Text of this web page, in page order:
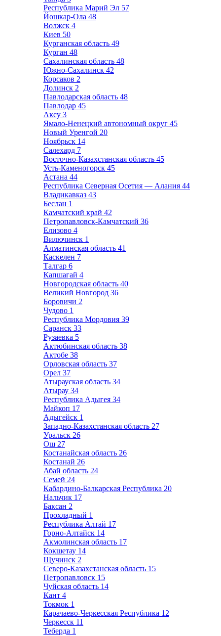
Республика Марий Эл 57
Йошкар-Ола 48
Волжск 4
Киев 50
Курганская область 49
Курган 48
Сахалинская область 48
Южно-Сахалинск 42
Корсаков 2
Долинск 2
Павлодарская область 48
Павлодар 45
Аксу 3
Ямало-Ненецкий автономный округ 45
Новый Уренгой 20
Ноябрьск 14
Салехард 7
Восточно-Казахстанская область 45
Усть-Каменогорск 45
Астана 44
Республика Северная Осетия — Алания 44
Владикавказ 43
Беслан 1
Камчатский край 42
Петропавловск-Камчатский 36
Елизово 4
Вилючинск 1
Алматинская область 41
Каскелен 7
Талгар 6
Капшагай 4
Новгородская область 40
Великий Новгород 36
Боровичи 2
Чудово 1
Республика Мордовия 39
Саранск 33
Рузаевка 5
Актюбинская область 38
Актобе 38
Орловская область 37
Орел 37
Атырауская область 34
Атырау 34
Республика Адыгея 34
Майкоп 17
Адыгейск 1
Западно-Казахстанская область 27
Уральск 26
Ош 27
Костанайская область 26
Костанай 26
Абай область 24
Семей 24
Кабардино-Балкарская Республика 20
Нальчик 17
Баксан 2
Прохладный 1
Республика Алтай 17
Горно-Алтайск 14
Акмолинская область 17
Кокшетау 14
Щучинск 2
Северо-Казахстанская область 15
Петропавловск 15
Чуйская область 14
Кант 4
Токмок 1
Карачаево-Черкесская Республика 12
Черкесск 11
Теберда 1